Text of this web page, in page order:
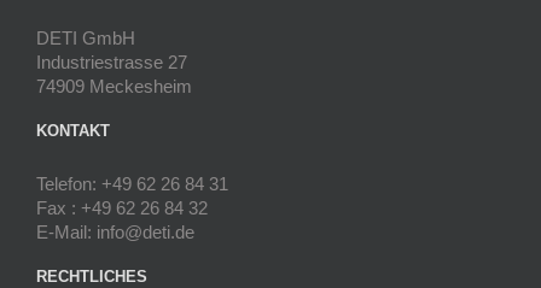
DETI GmbH
Industriestrasse 27
74909 Meckesheim
KONTAKT
Telefon: +49 62 26 84 31
Fax : +49 62 26 84 32
E-Mail: info@deti.de
RECHTLICHES